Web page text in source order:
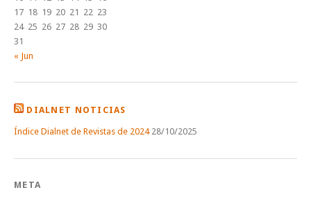
17 18 19 20 21 22 23
24 25 26 27 28 29 30
31
« Jun
DIALNET NOTICIAS
Índice Dialnet de Revistas de 2024 28/10/2025
META